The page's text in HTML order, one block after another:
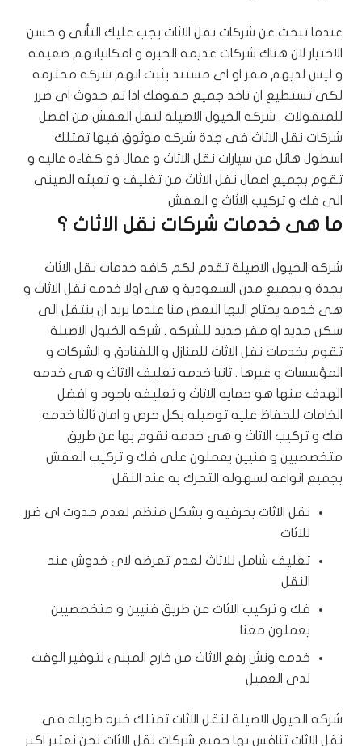
عندما تبحث عن شركات نقل الاثاث يجب عليك التأنى و حسن
الاختيار لان هناك شركات عديمه الخبره و امكانياتهم ضعيفه
و ليس لديهم مقر او اى مستند يثبت انهم شركه محترمه
لكى تستطيع ان تاخد جميع حقوقك اذا تم حدوث اى ضرر
للمنقولات . شركه الخيول الاصيلة لنقل العفش من افضل
شركات نقل الاثاث فى جدة شركه موثوق فيها تمتلك
اسطول هائل من سيارات نقل الاثاث و عمال ذو كفاءه عاليه و
تقوم بجميع اعمال نقل الاثاث من تغليف و تعبئه الصينى
الى فك و تركيب الاثاث و العفش
ما هى خدمات شركات نقل الاثاث ؟
شركه الخيول الاصيلة تقدم لكم كافه خدمات نقل الاثاث
بجدة و بجميع مدن السعودية و هى اولا خدمه نقل الاثاث و
هى خدمه يحتاج اليها البعض منا عندما يريد ان ينتقل الى
سكن جديد او مقر جديد للشركه . شركه الخيول الاصيلة
تقوم بخدمات نقل الاثاث للمنازل و اللفنادق و الشركات و
المؤسسات و غيرها . ثانيا خدمه تغليف الاثاث و هى خدمه
الهدف منها هو حمايه الاثاث و تغليفه باجود و افضل
الخامات للحفاظ عليه توصيله بكل حرص و امان ثالثا خدمه
فك و تركيب الاثاث و هى خدمه نقوم بها عن طريق
متخصصيين و فنيين يعملون على فك و تركيب العفش
بجميع انواعه لسهوله التحرك به عند النقل
نقل الاثاث بحرفيه و بشكل منظم لعدم حدوث اى ضرر
للاثاث
تغليف شامل للاثاث لعدم تعرضه لاى خدوش عند
النقل
فك و تركيب الاثاث عن طريق فنيين و متخصصيين
يعملون معنا
خدمه ونش رفع الاثاث من خارج المبنى لتوفير الوقت
لدى العميل
شركه الخيول الاصيلة لنقل الاثاث تمتلك خبره طويله فى
نقل الاثاث تنافس بها جميع شركات نقل الاثاث نحن نعتبر اكبر